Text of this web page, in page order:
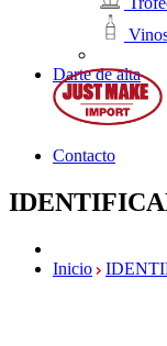
Darte de alta
Contacto
Inicio